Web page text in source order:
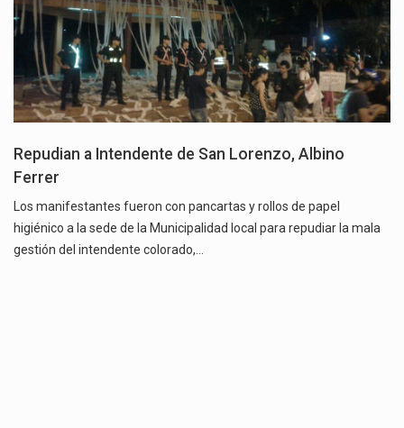
Repudian a Intendente de San Lorenzo, Albino
Ferrer
Los manifestantes fueron con pancartas y rollos de papel
higiénico a la sede de la Municipalidad local para repudiar la mala
gestión del intendente colorado,…